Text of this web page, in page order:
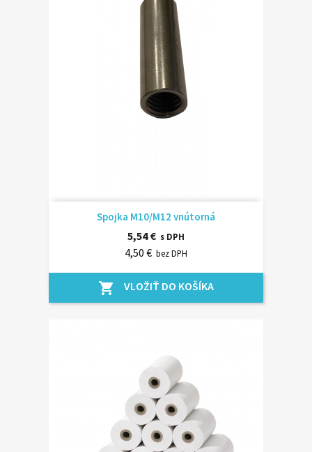
Spojka M10/M12 vnútorná
5,54 € s DPH
4,50 € bez DPH
shopping_cart VLOŽIŤ DO KOŠÍKA